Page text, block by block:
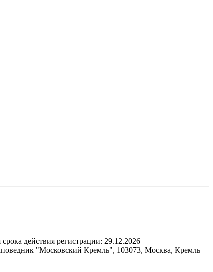
действия регистрации: 29.12.2026
"Московский Кремль", 103073, Москва, Кремль